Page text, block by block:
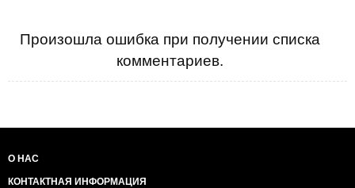
Произошла ошибка при получении списка
комментариев.
О НАС
КОНТАКТНАЯ ИНФОРМАЦИЯ